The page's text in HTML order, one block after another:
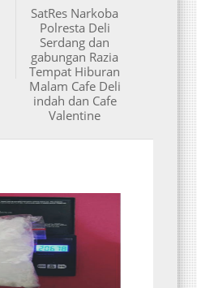
SatRes Narkoba
Polresta Deli
Serdang dan
gabungan Razia
Tempat Hiburan
Malam Cafe Deli
indah dan Cafe
Valentine